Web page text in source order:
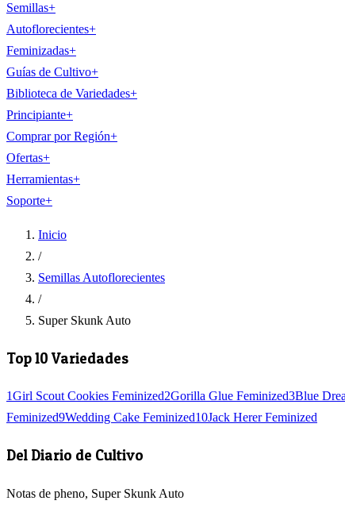
Semillas+
Autoflorecientes+
Feminizadas+
Guías de Cultivo+
Biblioteca de Variedades+
Principiante+
Comprar por Región+
Ofertas+
Herramientas+
Soporte+
Inicio
/
Semillas Autoflorecientes
/
Super Skunk Auto
Top 10 Variedades
1Girl Scout Cookies Feminized2Gorilla Glue Feminized3Blue
Feminized9Wedding Cake Feminized10Jack Herer Feminized
Del Diario de Cultivo
Notas de pheno, Super Skunk Auto